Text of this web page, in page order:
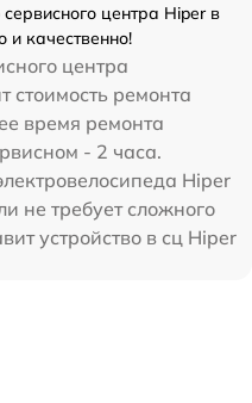
центра Hiper в
и качественно!
центра
стоимость ремонта
время ремонта
- 2 часа.
Hiper
не требует сложного
устройство в сц Hiper